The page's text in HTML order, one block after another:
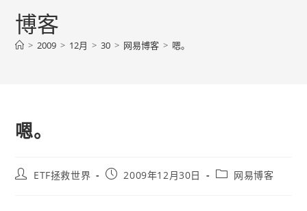
博客
> 2009 > 12月 > 30 > 网易博客 > 嗯。
嗯。
PostETF拯救世界
Post2009年12月30日
Post网易博客